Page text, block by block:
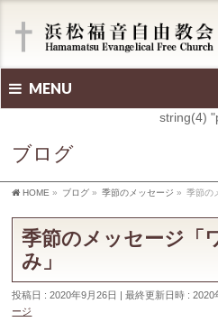
MENU
string(4)
ブログ
HOME » ブログ » 季節のメッセージ » 季節の
季節のメッセージ「
み」
投稿日 : 2020年9月26日 最終更新日時 : 2020
ージ